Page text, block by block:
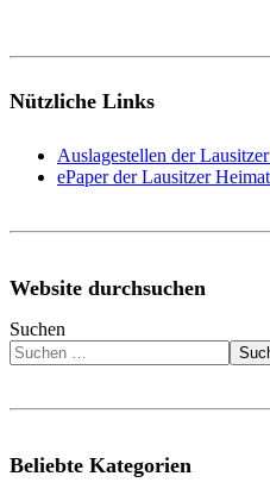
Nützliche Links
Auslagestellen der
ePaper der Lausitzer
Website durchsuchen
Suchen
Beliebte Kategorien